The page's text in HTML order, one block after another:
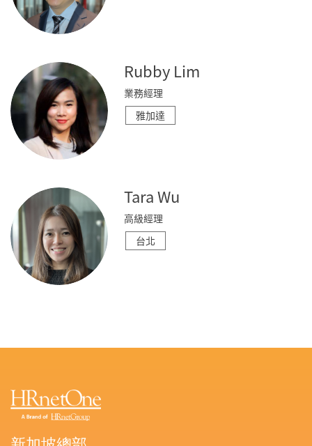
Rubby Lim
業務經理
雅加達
Tara Wu
高級經理
台北